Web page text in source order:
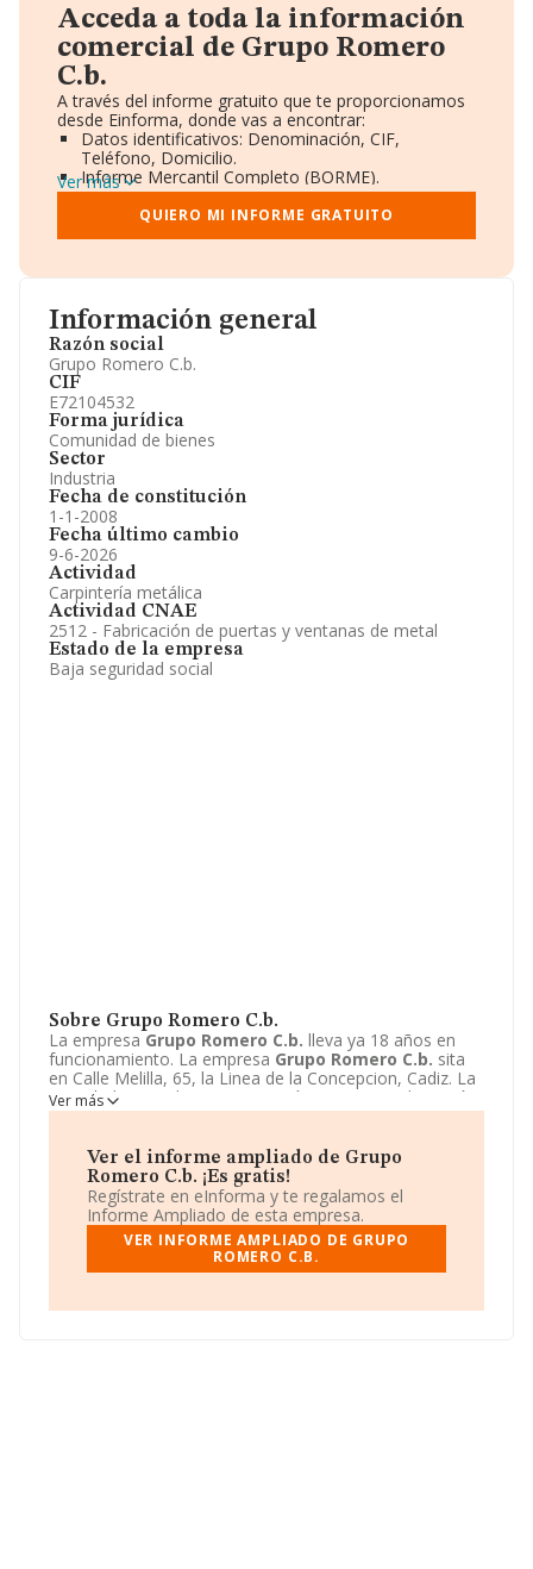
Información general
Razón social
Grupo Romero C.b.
CIF
E72104532
Forma jurídica
Comunidad de bienes
Sector
Industria
Fecha de constitución
1-1-2008
Fecha último cambio
9-6-2026
Actividad
Carpintería metálica
Actividad CNAE
2512 - Fabricación de puertas y ventanas de metal
Estado de la empresa
Baja seguridad social
Sobre Grupo Romero C.b.
La empresa Grupo Romero C.b. lleva ya 18 años en
funcionamiento. La empresa Grupo Romero C.b. sita
en Calle Melilla, 65, la Linea de la Concepcion, Cadiz. La
actividad CNAE de esta compañía es 2512 - Fabricación
de puertas y ventanas de metal. La empreaGrupo
Ver más
Ver el informe ampliado de Grupo
Romero C.b. ¡Es gratis!
Regístrate en eInforma y te regalamos el
Informe Ampliado de esta empresa.
VER INFORME AMPLIADO DE GRUPO
ROMERO C.B.
Acceda a toda la información
comercial de Grupo Romero
C.b.
A través del informe gratuito que te proporcionamos
desde Einforma, donde vas a encontrar:
Datos identificativos: Denominación, CIF,
Teléfono, Domicilio.
Informe Mercantil Completo (BORME).
Gráficos de Evolución Ventas y Empleados.
Consejo de Administración y Administradores.
Directivos y Ejecutivos.
Información oficial y registral complementaria.
Ver más
QUIERO MI INFORME GRATUITO